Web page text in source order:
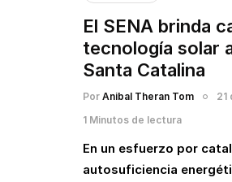
El SENA brinda
tecnología solar
Santa Catalina
Por Anibal Theran Tom
21
1 Minutos de lectura
En un esfuerzo por
autosuficiencia